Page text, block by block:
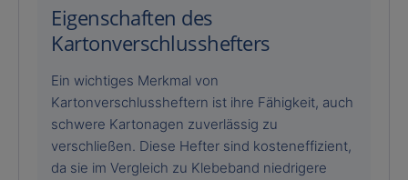
Eigenschaften des
Kartonverschlusshefters
Ein wichtiges Merkmal von
Kartonverschlussheftern ist ihre Fähigkeit, auch
schwere Kartonagen zuverlässig zu
verschließen. Diese Hefter sind kosteneffizient,
da sie im Vergleich zu Klebeband niedrigere